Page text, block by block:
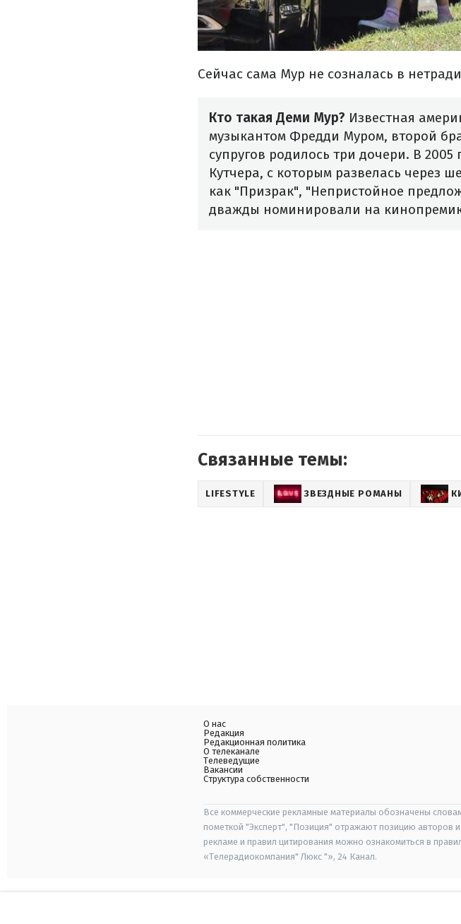
Сейчас сама Мур не созналась в
Кто такая Деми Мур? Известная
музыкантом Фредди Муром, второй
супругов родилось три дочери. В
Кутчера, с которым развелась через
как "Призрак", "Непристойное
дважды номинировали на
Связанные темы:
LIFESTYLE ЗВЕЗДНЫЕ РОМАНЫ
О нас
Редакция
Редакционная политика
О телеканале
Телеведущие
Вакансии
Структура собственности
Все коммерческие рекламные материалы обозначены
пометкой "Эксперт", "Позиция" отражают позицию авторов
рекламе и правил цитирования можно ознакомиться в
«Телерадиокомпания" Люкс "», 24 Канал.